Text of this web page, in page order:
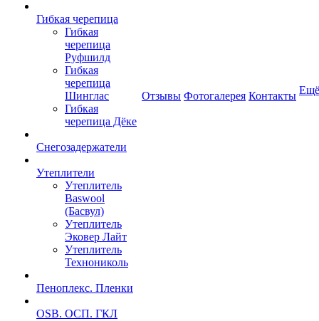
Гибкая черепица
Гибкая
черепица
Руфшилд
Гибкая
черепица
Шинглас
Гибкая
черепица Дёке
Снегозадержатели
Утеплители
Утеплитель
Baswool
(Басвул)
Утеплитель
Эковер Лайт
Утеплитель
Технониколь
Пеноплекс. Пленки
OSB. ОСП. ГКЛ
Отзывы Фотогалерея Контакты Ещё